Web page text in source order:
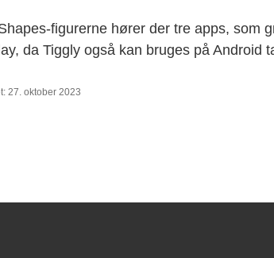
figurerne hører der tre apps, som
da Tiggly også kan bruges på Android
27. oktober 2023